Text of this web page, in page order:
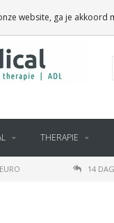
THERAPIE
14
website, ga je